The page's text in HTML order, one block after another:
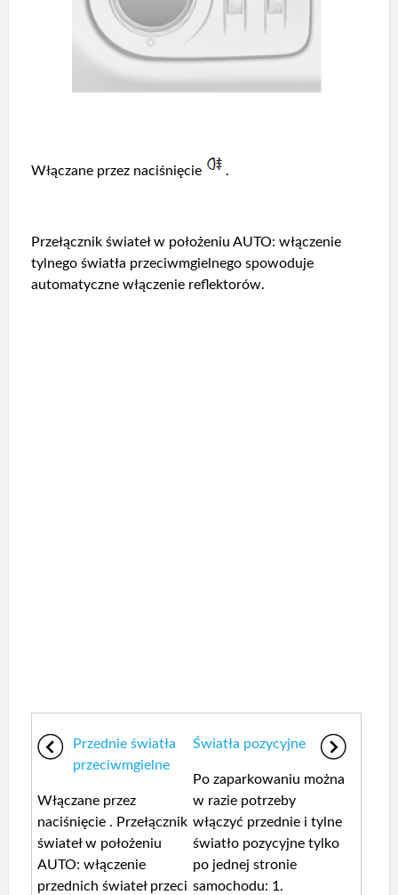
Włączane przez naciśnięcie .
Przełącznik świateł w położeniu AUTO: włączenie
tylnego światła przeciwmgielnego spowoduje
automatyczne włączenie reflektorów.
Przednie światła
przeciwmgielne
Włączane przez
naciśnięcie . Przełącznik
świateł w położeniu
AUTO: włączenie
przednich świateł przeci
Światła pozycyjne
Po zaparkowaniu można
w razie potrzeby
włączyć przednie i tylne
światło pozycyjne tylko
po jednej stronie
samochodu: 1.